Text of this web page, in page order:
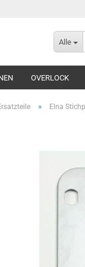
Alle
OVERLOCK
» Elna